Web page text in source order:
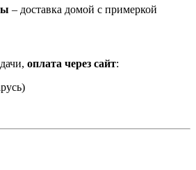
– доставка домой с примеркой
оплата через сайт: